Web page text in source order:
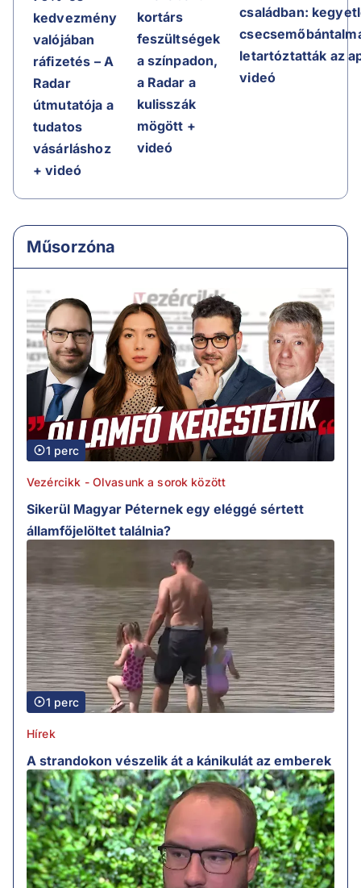
kedvezmény
valójában
ráfizetés – A
Radar
útmutatója a
tudatos
vásárláshoz
+ videó
kortárs
feszültségek
a színpadon,
a Radar a
kulisszák
mögött +
videó
családban:
letartóztatták az
videó
Műsorzóna
1 perc
Vezércikk - Olvasunk a sorok között
Sikerül Magyar Péternek egy eléggé sértett
államfőjelöltet találnia?
1 perc
Hírek
A strandokon vészelik át a kánikulát az emberek